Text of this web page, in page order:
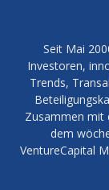
Seit Mai
Investoren,
Trends,
Zusammen mit
dem
VentureCapital